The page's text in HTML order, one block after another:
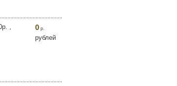
,
0 р.
рублей